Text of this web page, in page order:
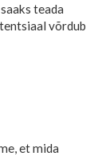
teada
võrdub
et mida